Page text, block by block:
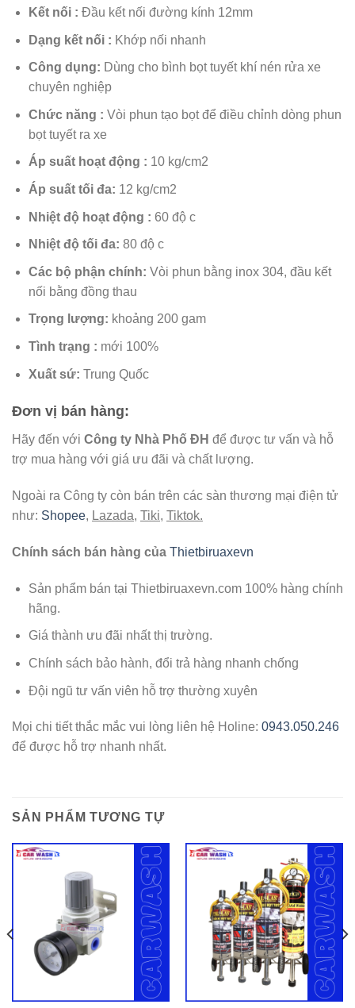
Kết nối : Đầu kết nối đường kính 12mm
Dạng kết nối : Khớp nối nhanh
Công dụng: Dùng cho bình bọt tuyết khí nén rửa xe
chuyên nghiệp
Chức năng : Vòi phun tạo bọt để điều chỉnh dòng phun
bọt tuyết ra xe
Áp suất hoạt động : 10 kg/cm2
Áp suất tối đa: 12 kg/cm2
Nhiệt độ hoạt động : 60 độ c
Nhiệt độ tối đa: 80 độ c
Các bộ phận chính: Vòi phun bằng inox 304, đầu kết
nối bằng đồng thau
Trọng lượng: khoảng 200 gam
Tình trạng : mới 100%
Xuấtsứ: Trung Quốc
Đơn vị bán hàng:
Hãy đến với Công ty Nhà Phố ĐH để được tư vấn và hỗ
trợ mua hàng với giá ưu đãi và chất lượng.
Ngoài ra Công ty còn bán trên các sàn thương mại điện tử
như: Shopee, Lazada, Tiki, Tiktok.
Chính sách bán hàng của Thietbiruaxevn
Sản phẩm bán tại Thietbiruaxevn.com 100% hàng chính
hãng.
Giá thành ưu đãi nhất thị trường.
Chính sách bảo hành, đổi trả hàng nhanh chống
Đội ngũ tư vấn viên hỗ trợ thường xuyên
Mọi chi tiết thắc mắc vui lòng liên hệ Holine: 0943.050.246
để được hỗ trợ nhanh nhất.
SẢN PHẨM TƯƠNG TỰ